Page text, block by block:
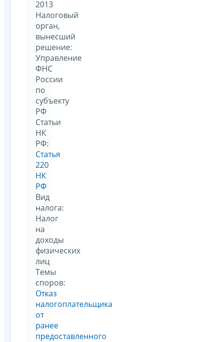
2013
Налоговый
орган,
вынесший
решение:
Управление
ФНС
России
по
субъекту
РФ
Статьи
НК
РФ:
Статья
220
НК
РФ
Вид
налога:
Налог
на
доходы
физических
лиц
Темы
споров:
Отказ
налогоплательщика
от
ранее
предоставленного